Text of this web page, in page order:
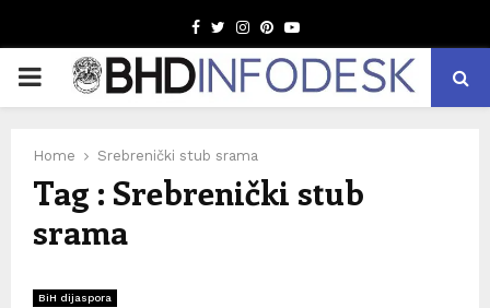
Facebook
TwitterInstagram
Pinterest
Youtube
PRIMARY
Home Srebrenički stub srama
Tag : Srebrenički stub
srama
BiH dijaspora